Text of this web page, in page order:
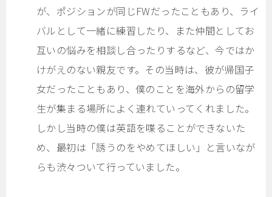
が、ポジションが同じFWだったこともあり、ライ
バルとして一緒に練習したり、また仲間としてお
互いの悩みを相談し合ったりするなど、今ではか
けがえのない親友です。その当時は、彼が帰国子
女だったこともあり、僕のことを海外からの留学
生が集まる場所によく連れていってくれました。
しかし当時の僕は英語を喋ることができないた
め、最初は「誘うのをやめてほしい」と言いなが
らも渋々ついて行っていました。